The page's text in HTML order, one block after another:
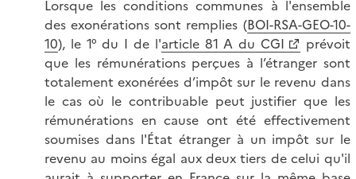
Lorsque les conditions communes à l'ensemble
des exonérations sont remplies (BOI-RSA-GEO-10-
10), le 1° du I de l'article 81 A du CGI
prévoit
que les rémunérations perçues à l’étranger sont
totalement exonérées d’impôt sur le revenu dans
le cas où le contribuable peut justifier que les
rémunérations en cause ont été effectivement
soumises dans l'État étranger à un impôt sur le
revenu au moins égal aux deux tiers de celui qu'il